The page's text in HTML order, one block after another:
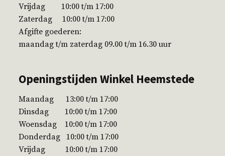
Vrijdag 10:00 t/m 17:00
Zaterdag 10:00 t/m 17:00
Afgifte goederen:
maandag t/m zaterdag 09.00 t/m 16.30 uur
Openingstijden Winkel Heemstede
Maandag 13:00 t/m 17:00
Dinsdag 10:00 t/m 17:00
Woensdag 10:00 t/m 17:00
Donderdag 10:00 t/m 17:00
Vrijdag 10:00 t/m 17:00